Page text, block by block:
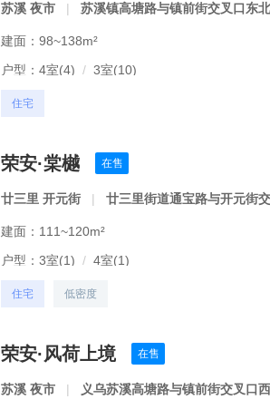
苏溪 夜市 | 苏溪镇高塘路与镇前街交叉口东
建面：98~138m²
户型： 4室(4) / 3室(10)
住宅
荣安·棠樾 在售
廿三里 开元街 | 廿三里街道通宝路与开元街
建面：111~120m²
户型： 3室(1) / 4室(1)
住宅 低密度
荣安·风荷上境 在售
苏溪 夜市 | 义乌苏溪高塘路与镇前街交叉口